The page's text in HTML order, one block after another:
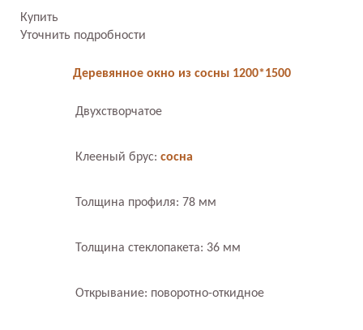
Купить
Уточнить подробности
Деревянное окно из сосны 1200*1500
Двухстворчатое
Клееный брус: сосна
Толщина профиля: 78 мм
Толщина стеклопакета: 36 мм
Открывание: поворотно-откидное